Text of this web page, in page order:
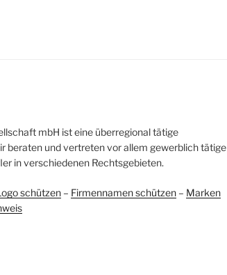
mbH ist eine überregional tätige
beraten und vertreten vor allem gewerblich tätige
in verschiedenen Rechtsgebieten.
schützen– Firmennamen schützen– Marken